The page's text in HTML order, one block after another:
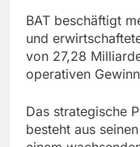
BAT beschäftigt
und
von 27,28
operativen
Das strategische
besteht aus